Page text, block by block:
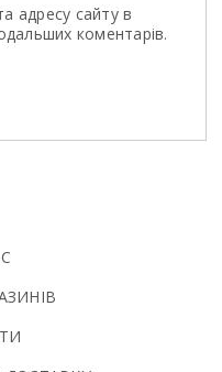
адресу сайту в
коментарів.